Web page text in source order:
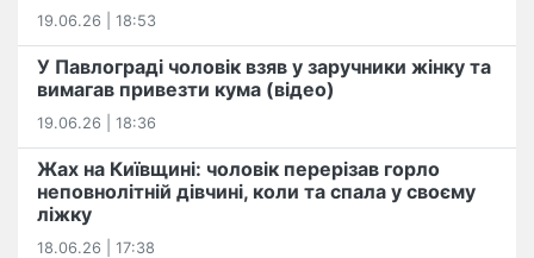
19.06.26 | 18:53
У Павлограді чоловік взяв у заручники жінку та
вимагав привезти кума (відео)
19.06.26 | 18:36
Жах на Київщині: чоловік перерізав горло
неповнолітній дівчині, коли та спала у своєму
ліжку
18.06.26 | 17:38